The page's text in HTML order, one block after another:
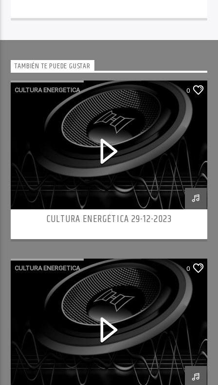
TAMBIÉN TE PUEDE GUSTAR
CULTURA ENERGETICA 0
CULTURA ENERGÉTICA 29-12-2023
CULTURA ENERGETICA 0